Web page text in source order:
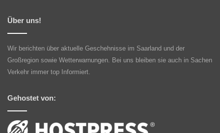
Über uns!
Wir berichten über aktuelle Geschehnisse im Saarland und der
Großregion sowie Wetterwarnungen. Bei uns bleiben sie auch in Sachen
Verkehr immer top Informiert.
Gehostet von: